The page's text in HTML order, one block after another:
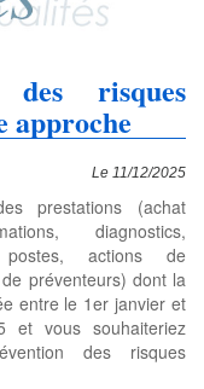
des risques
approche
Le 11/12/2025
prestations (achat
diagnostics,
actions de
préventeurs) dont la
entre le 1er janvier et
et vous souhaiteriez
des risques